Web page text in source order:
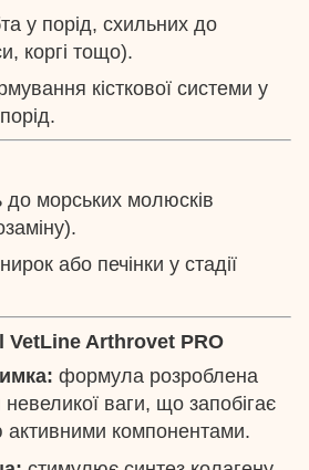
у порід, схильних до
коргі тощо).
кісткової системи у
до морських молюсків
або печінки у стадії
VetLine Arthrovet PRO
формула розроблена
ваги, що запобігає
компонентами.